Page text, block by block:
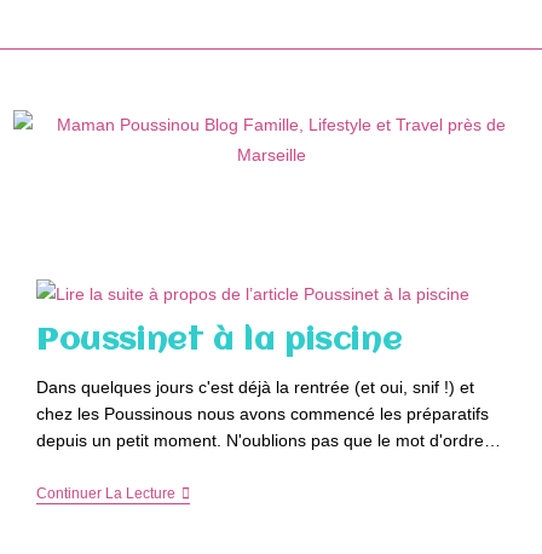
Poussinet à la piscine
Dans quelques jours c'est déjà la rentrée (et oui, snif !) et
chez les Poussinous nous avons commencé les préparatifs
depuis un petit moment. N'oublions pas que le mot d'ordre…
Continuer La LecturePoussinet